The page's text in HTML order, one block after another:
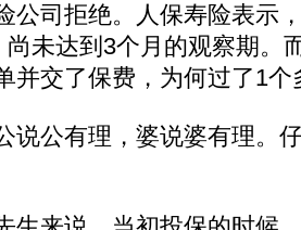
公司拒绝。人保寿险表示
未达到3个月的观察期。
并交了保费，为何过了1
公有理，婆说婆有理。仔